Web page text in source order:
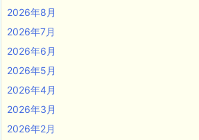
2026年8月
2026年7月
2026年6月
2026年5月
2026年4月
2026年3月
2026年2月